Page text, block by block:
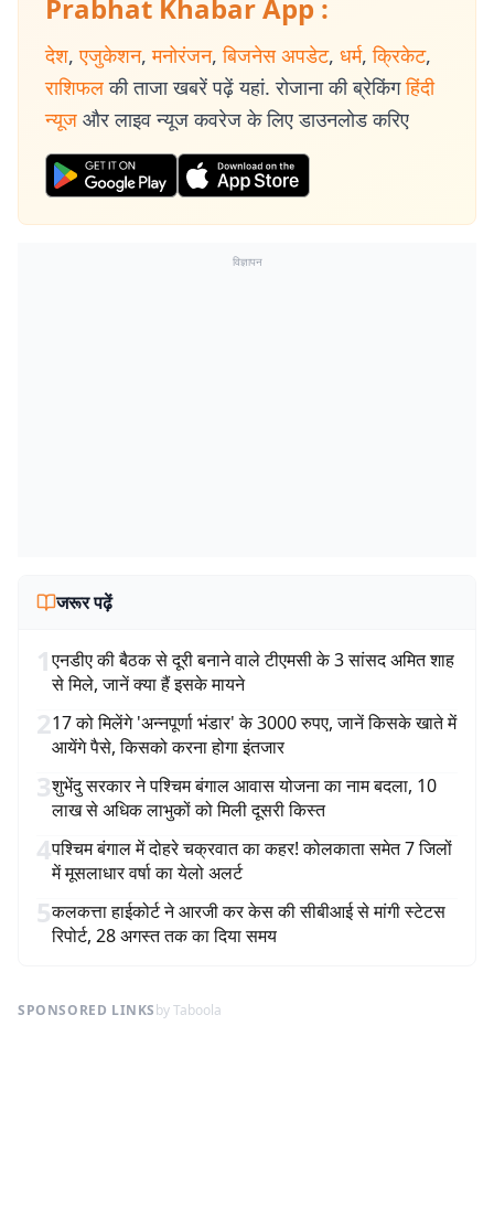
Prabhat Khabar App :
देश, एजुकेशन, मनोरंजन, बिजनेस अपडेट, धर्म, क्रिकेट,
राशिफल की ताजा खबरें पढ़ें यहां. रोजाना की ब्रेकिंग हिंदी
न्यूज और लाइव न्यूज कवरेज के लिए डाउनलोड करिए
विज्ञापन
जरूर पढ़ें
1एनडीए की बैठक से दूरी बनाने वाले टीएमसी के 3 सांसद अमित शाह
से मिले, जानें क्या हैं इसके मायने
217 को मिलेंगे 'अन्नपूर्णा भंडार' के 3000 रुपए, जानें किसके खाते में
आयेंगे पैसे, किसको करना होगा इंतजार
3शुभेंदु सरकार ने पश्चिम बंगाल आवास योजना का नाम बदला, 10
लाख से अधिक लाभुकों को मिली दूसरी किस्त
4पश्चिम बंगाल में दोहरे चक्रवात का कहर! कोलकाता समेत 7 जिलों
में मूसलाधार वर्षा का येलो अलर्ट
5कलकत्ता हाईकोर्ट ने आरजी कर केस की सीबीआई से मांगी स्टेटस
रिपोर्ट, 28 अगस्त तक का दिया समय
SPONSORED LINKSby Taboola